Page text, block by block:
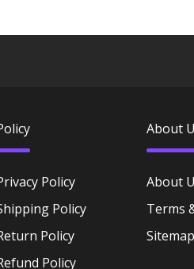
Policy
Policy
Policy
Policy
About
About
Terms
Sitemap